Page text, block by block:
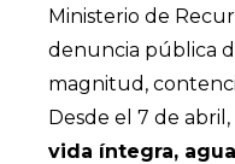
Ministerio de
denuncia pública
magnitud,
Desde el 7 de
vida íntegra,